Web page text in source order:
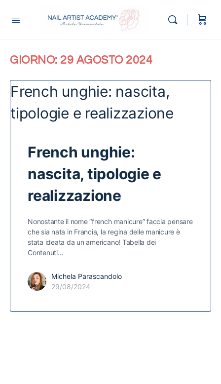
GIORNO: 29 AGOSTO 2024
French unghie: nascita,
tipologie e realizzazione
French unghie:
nascita, tipologie e
realizzazione
Nonostante il nome “french manicure” faccia pensare
che sia nata in Francia, la regina delle manicure è
stata ideata da un americano! Tabella dei
Contenuti…
Michela Parascandolo
29/08/2024